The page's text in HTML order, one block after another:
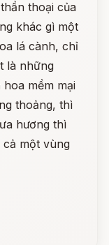
thoại của
khác gì một
lá cành, chỉ
là những
mềm mại
thoảng, thì
hương thì
một vùng